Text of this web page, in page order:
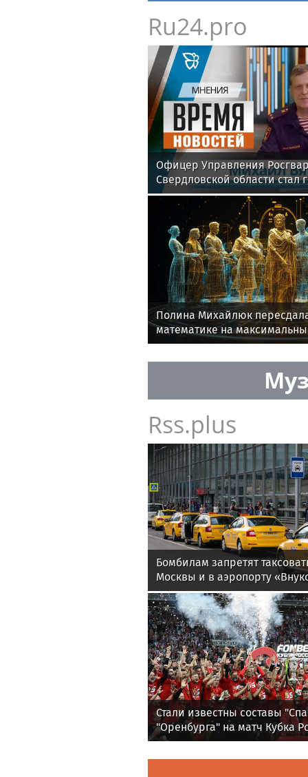
Ru24.pro
Офицер Управления
Свердловской области стал
эфире телекомпании
Полина Михайлюк
математике на
Rss.plus
Бомбилам запретят
Москвы и в аэропорту
Стали известны составы
"Оренбурга" на матч Кубка